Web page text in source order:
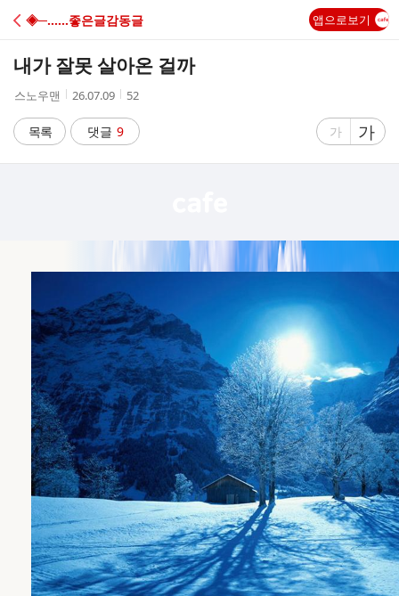
C
A
◈─……좋은글감동글 앱으로보기
내가 잘못 살아온 걸까
작
자
스노우맨
작
시
간
26.07.09
조
수
52
목록 댓글 9
글
작
가
글
자
크
가